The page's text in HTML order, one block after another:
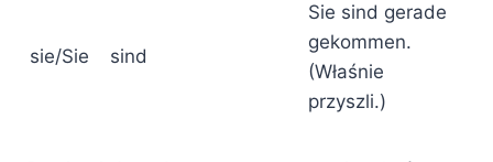
sie/Sie sind
Sie sind gerade
gekommen.
(Właśnie
przyszli.)